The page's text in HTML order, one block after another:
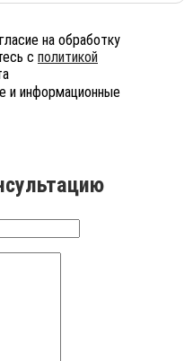
на обработку
с политикой
и информационные